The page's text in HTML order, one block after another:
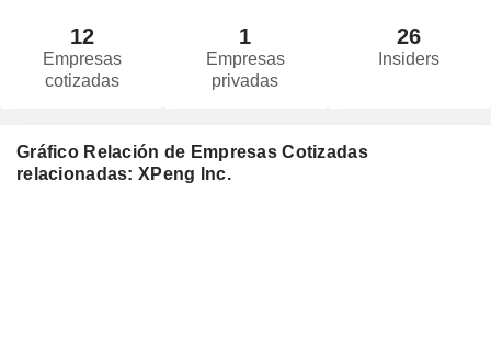
12
Empresas
cotizadas
1
Empresas
privadas
26
Insiders
Gráfico Relación de Empresas Cotizadas
relacionadas: XPeng Inc.